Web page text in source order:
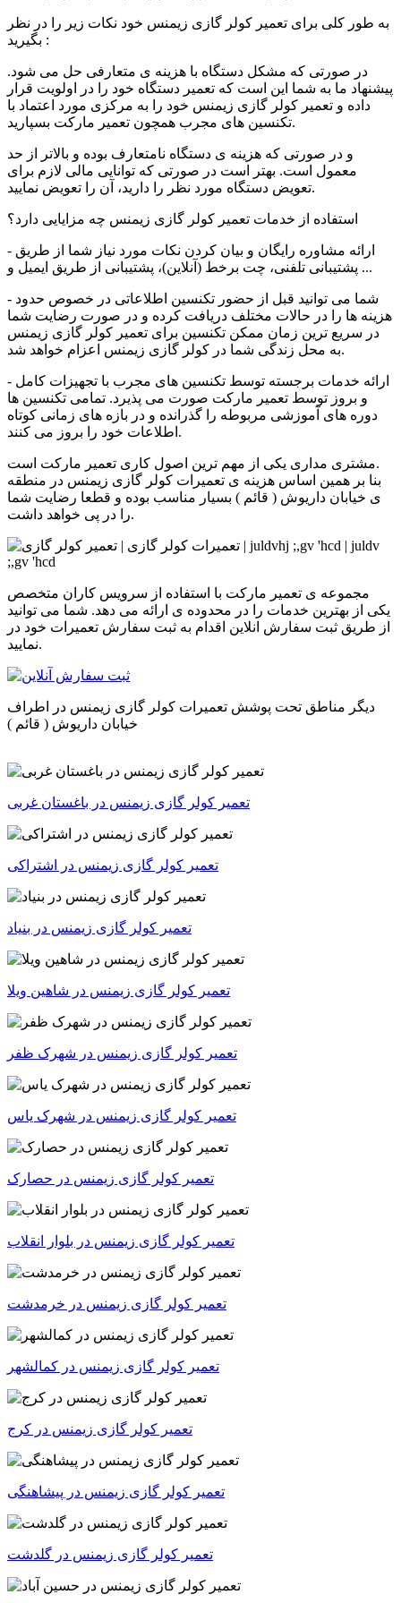
به طور کلی برای تعمیر کولر گازی زیمنس خود نکات زیر را در نظر
بگیرید :
در صورتی که مشکل دستگاه با هزینه ی متعارفی حل می شود.
پیشنهاد ما به شما این است که تعمیر دستگاه خود را در اولویت قرار
داده و تعمیر کولر گازی زیمنس خود را به مرکزی مورد اعتماد با
تکنسین های مجرب همچون تعمیر مارکت بسپارید.
و در صورتی که هزینه ی دستگاه نامتعارف بوده و بالاتر از حد
معمول است. بهتر است در صورتی که توانایی مالی لازم برای
تعویض دستگاه مورد نظر را دارید، ‌آن را تعویض نمایید.
استفاده از خدمات تعمیر کولر گازی زیمنس چه مزایایی دارد؟
- ارائه مشاوره رایگان و بیان کردن نکات مورد نیاز شما از طریق
پشتیبانی تلفنی، چت برخط (آنلاین)، پشتیبانی از طریق ایمیل و ...
- شما می توانید قبل از حضور تکنسین اطلاعاتی در خصوص حدود
هزینه ها را در حالات مختلف دریافت کرده و در صورت رضایت شما
در سریع ترین زمان ممکن تکنسین برای تعمیر کولر گازی زیمنس
به محل زندگی شما در کولر گازی زیمنس اعزام خواهد شد.
- ارائه خدمات برجسته توسط تکنسین های مجرب با تجهیزات کامل
و بروز توسط تعمیر مارکت صورت می پذیرد. تمامی تکنسین ها
دوره های آموزشی مربوطه را گذرانده و در بازه های زمانی کوتاه
اطلاعات خود را بروز می کنند.
مشتری مداری یکی از مهم ترین اصول کاری تعمیر مارکت است.
بنا بر همین اساس هزینه ی تعمیرات کولر گازی زیمنس در منطقه
ی خیابان داریوش ( قائم ) بسیار مناسب بوده و قطعا رضایت شما
را در پی خواهد داشت.
مجموعه ی تعمیر مارکت با استفاده از سرویس کاران متخصص
یکی از بهترین خدمات را در محدوده ی ارائه می دهد. شما می توانید
از طریق ثبت سفارش انلاین اقدام به ثبت سفارش تعمیرات خود در
نمایید.
دیگر مناطق تحت پوشش تعمیرات کولر گازی زیمنس در
اطراف
خیابان داریوش ( قائم )
تعمیر کولر گازی زیمنس در باغستان غربی
تعمیر کولر گازی زیمنس در اشتراکی
تعمیر کولر گازی زیمنس در بنیاد
تعمیر کولر گازی زیمنس در شاهین ویلا
تعمیر کولر گازی زیمنس در شهرک ظفر
تعمیر کولر گازی زیمنس در شهرک یاس
تعمیر کولر گازی زیمنس در حصارک
تعمیر کولر گازی زیمنس در بلوار انقلاب
تعمیر کولر گازی زیمنس در خرمدشت
تعمیر کولر گازی زیمنس در کمالشهر
تعمیر کولر گازی زیمنس در کرج
تعمیر کولر گازی زیمنس در پیشاهنگی
تعمیر کولر گازی زیمنس در گلدشت